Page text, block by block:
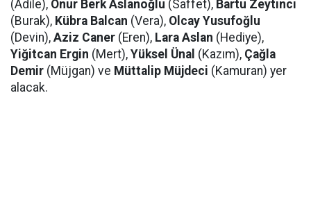
(Adile), Onur Berk Aslanoğlu (Saffet), Bartu Zeytinci
(Burak), Kübra Balcan (Vera), Olcay Yusufoğlu
(Devin), Aziz Caner (Eren), Lara Aslan (Hediye),
Yiğitcan Ergin (Mert), Yüksel Ünal (Kazım), Çağla
Demir (Müjgan) ve Müttalip Müjdeci (Kamuran) yer
alacak.